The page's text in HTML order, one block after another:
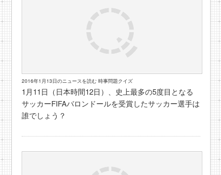
2016年1月13日のニュースを読む 時事問題クイズ
1月11日（日本時間12日）、史上最多の5度目となる
サッカーFIFAバロンドールを受賞したサッカー選手は
誰でしょう？